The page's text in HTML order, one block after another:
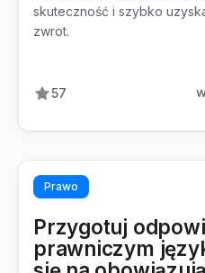
skuteczność i szybko
zwrot.
57
Prawo
Przygotuj
prawniczym